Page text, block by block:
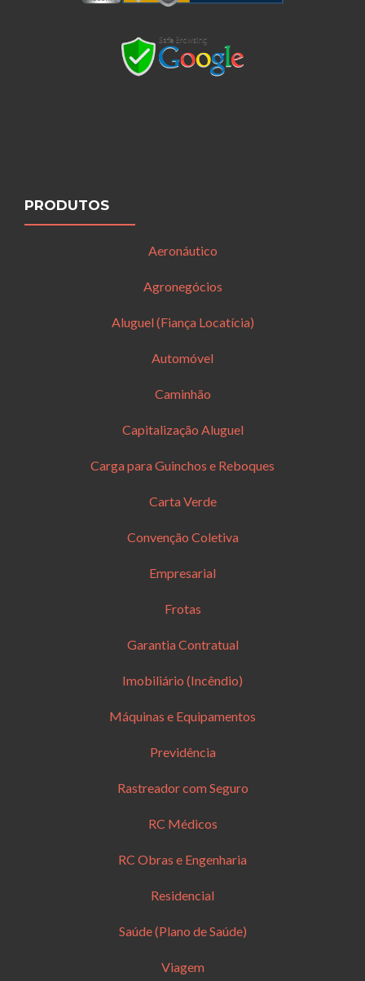
PRODUTOS
Aeronáutico
Agronegócios
Aluguel (Fiança Locatícia)
Automóvel
Caminhão
Capitalização Aluguel
Carga para Guinchos e Reboques
Carta Verde
Convenção Coletiva
Empresarial
Frotas
Garantia Contratual
Imobiliário (Incêndio)
Máquinas e Equipamentos
Previdência
Rastreador com Seguro
RC Médicos
RC Obras e Engenharia
Residencial
Saúde (Plano de Saúde)
Viagem